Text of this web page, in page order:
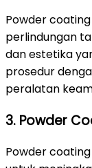
Powder
perlindungan
dan estetika
prosedur
peralatan
3. Powder
Powder